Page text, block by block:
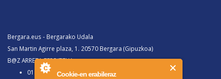
Cookie-en erabileraz
Bergara.eus - Bergarako Udala
San Martin Agirre plaza, 1. 20570 Bergara (Gipuzkoa)
B@Z ARRETA ZERBITZUA:
010, Bergaratik deituz gero